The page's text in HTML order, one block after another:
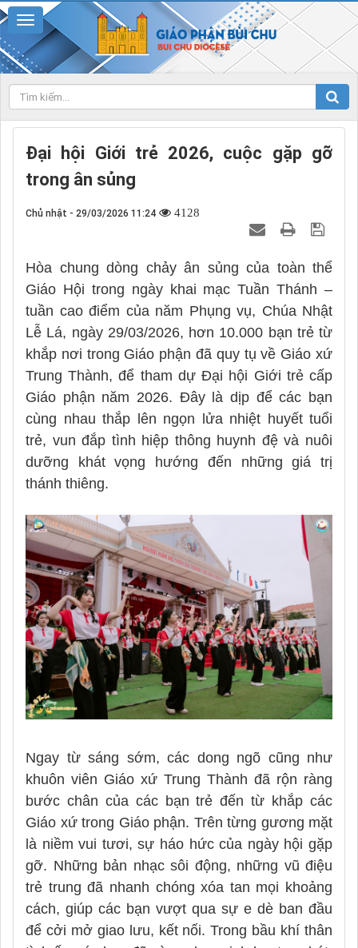
Đại hội Giới trẻ 2026, cuộc gặp gỡ
trong ân sủng
Chủ nhật - 29/03/2026 11:24 4128
Hòa chung dòng chảy ân sủng của toàn thể
Giáo Hội trong ngày khai mạc Tuần Thánh –
tuần cao điểm của năm Phụng vụ, Chúa Nhật
Lễ Lá, ngày 29/03/2026, hơn 10.000 bạn trẻ từ
khắp nơi trong Giáo phận đã quy tụ về Giáo xứ
Trung Thành, để tham dự Đại hội Giới trẻ cấp
Giáo phận năm 2026. Đây là dịp để các bạn
cùng nhau thắp lên ngọn lửa nhiệt huyết tuổi
trẻ, vun đắp tình hiệp thông huynh đệ và nuôi
dưỡng khát vọng hướng đến những giá trị
thánh thiêng.
Ngay từ sáng sớm, các dong ngõ cũng như
khuôn viên Giáo xứ Trung Thành đã rộn ràng
bước chân của các bạn trẻ đến từ khắp các
Giáo xứ trong Giáo phận. Trên từng gương mặt
là niềm vui tươi, sự háo hức của ngày hội gặp
gỡ. Những bản nhạc sôi động, những vũ điệu
trẻ trung đã nhanh chóng xóa tan mọi khoảng
cách, giúp các bạn vượt qua sự e dè ban đầu
để cởi mở giao lưu, kết nối. Trong bầu khí thân